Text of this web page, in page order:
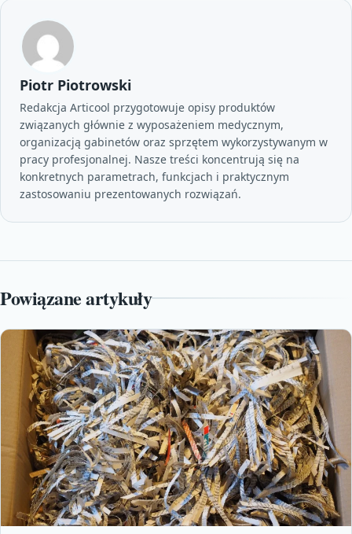
Piotr Piotrowski
Redakcja Articool przygotowuje opisy produktów
związanych głównie z wyposażeniem medycznym,
organizacją gabinetów oraz sprzętem wykorzystywanym w
pracy profesjonalnej. Nasze treści koncentrują się na
konkretnych parametrach, funkcjach i praktycznym
zastosowaniu prezentowanych rozwiązań.
Powiązane artykuły